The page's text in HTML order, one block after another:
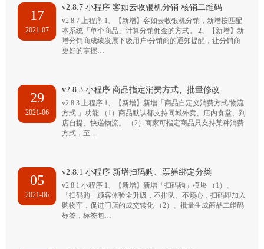
17
2021-07
v2.8.7 小程序 客如云收银机分销 核销二维码
v2.8.7 上程序 1、【新增】客如云收银机分销，新增按匹配
本系统「单个商品」计算分销佣金的方式。 2、【新增】新
增分销商成绩发展下级用户/分销商的通知提醒，让分销商
更好的掌握…
29
2021-06
v2.8.3 小程序 商品指定消费方式、批量修改
v2.8.3 上程序 1、【新增】新增「商品自定义消费方式/物流
方式 」功能 （1）商品默认都支持同城外卖、店内食堂、到
店自提、快递物流。 （2）商家可指定商品只支持某种消费
方式，至…
05
2021-06
v2.8.1 小程序 新增扫码购、票券绑定分类
v2.8.1 小程序 1、【新增】新增「扫码购」模块 （1）、
「扫码购」顾客体验全升级，不排队、不烦心，扫码即加入
购物车，促进门店的成交转化 （2）、批量生成商品二维码
标签，标签包…